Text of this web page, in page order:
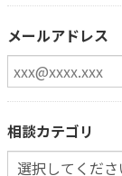
メールアドレス
相談カテゴリ